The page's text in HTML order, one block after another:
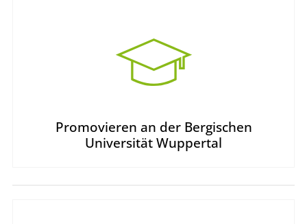
Promovieren an der Bergischen
Universität Wuppertal